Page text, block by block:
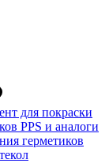
для покраски
PPS и аналоги
герметиков